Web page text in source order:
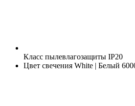
Класс пылевлагозащиты IP20
Цвет свечения White | Белый